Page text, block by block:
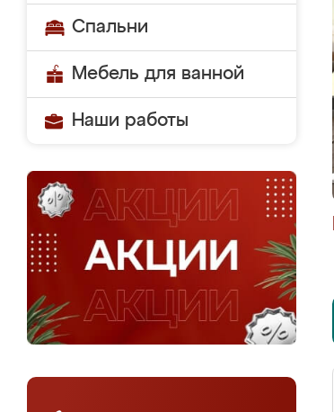
Спальни
Мебель для ванной
Наши работы